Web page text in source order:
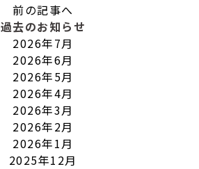
前の記事へ
過去のお知らせ
2026年7月
2026年6月
2026年5月
2026年4月
2026年3月
2026年2月
2026年1月
2025年12月